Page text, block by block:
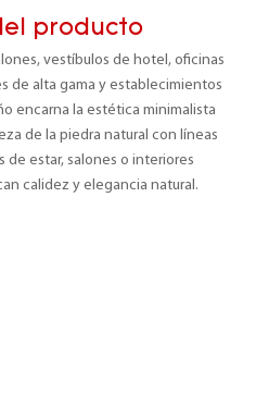
producto
vestíbulos de hotel, oficinas
de alta gama y establecimientos
encarna la estética minimalista
de la piedra natural con líneas
de estar, salones o interiores
calidez y elegancia natural.